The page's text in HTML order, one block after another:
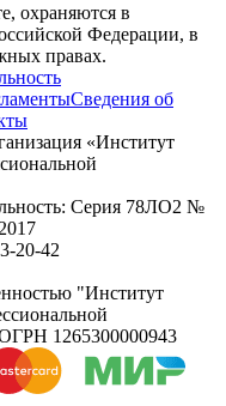
охраняются в
Федерации, в
правах.
Сведения об
«Институт
Серия 78ЛО2 №
20-42
"Институт
1265300000943